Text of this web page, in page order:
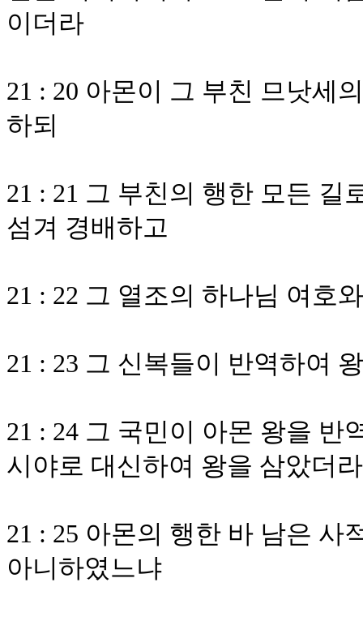
이더라
21 : 20 아몬이 그 부친 므낫세
하되
21 : 21 그 부친의 행한 모든 길
섬겨 경배하고
21 : 22 그 열조의 하나님 여호
21 : 23 그 신복들이 반역하여
21 : 24 그 국민이 아몬 왕을 반
시야로 대신하여 왕을 삼았더라
21 : 25 아몬의 행한 바 남은 사
아니하였느냐